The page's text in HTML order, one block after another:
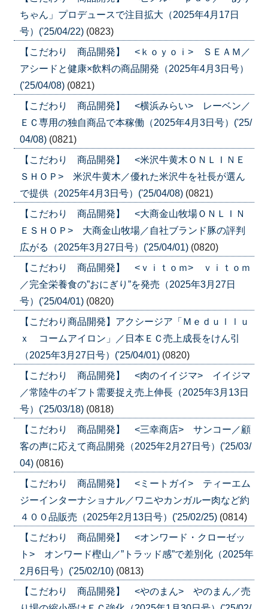
ちゃん」プロデュースで注目拡大（2025年4月17日
号）('25/04/22) (0823)
【こだわり 商品開発】 <ｋｏｙｏｉ> ＳＥＡＭ／
アシードと健康×飲料の商品開発（2025年4月3日号）
('25/04/08) (0821)
【こだわり 商品開発】 <横浜みらい> レーベン／
ＥＣ専用の独自商品で本稼働（2025年4月3日号）('25/
04/08) (0821)
【こだわり 商品開発】 <米沢牛黄木ＯＮＬＩＮＥ
ＳＨＯＰ> 米沢牛黄木／優れた米沢牛を社長が選ん
で提供（2025年4月3日号）('25/04/08) (0821)
【こだわり 商品開発】 <大商金山牧場ＯＮＬＩＮ
ＥＳＨＯＰ> 大商金山牧場／自社ブランド豚の評判
広がる（2025年3月27日号）('25/04/01) (0820)
【こだわり 商品開発】 <ｖｉｔｏｍ> ｖｉｔｏｍ
／完全栄養食の”おにぎり”を発売（2025年3月27日
号）('25/04/01) (0820)
【こだわり商品開発】アクシージア「Ｍｅｄｕｌｌｕ
ｘ コームアイロン」／日本ＥＣ売上成長をけん引
（2025年3月27日号）('25/04/01) (0820)
【こだわり 商品開発】 <肉のイイジマ> イイジマ
／常陸牛のギフト需要捉え売上伸長（2025年3月13日
号）('25/03/18) (0818)
【こだわり 商品開発】 <三幸商店> サンコー／顧
客の声に応えて商品開発（2025年2月27日号）('25/03/
04) (0816)
【こだわり 商品開発】 <ミートガイ> ティーエム
ジーインターナショナル／ワニやカンガルー肉など約
４００品販売（2025年2月13日号）('25/02/25) (0814)
【こだわり 商品開発】 <オンワード・クローゼッ
ト> オンワード樫山／”トラッド感”で差別化（2025年
2月6日号）('25/02/10) (0813)
【こだわり 商品開発】 <やのまん> やのまん／売